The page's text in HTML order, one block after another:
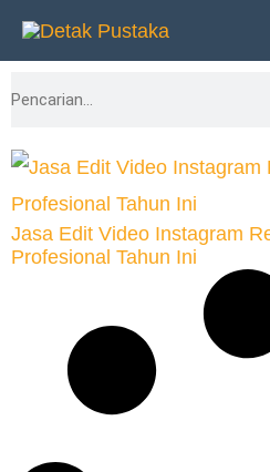
Lewati
konten
Search
Jasa Edit Video Instagram
Profesional Tahun Ini